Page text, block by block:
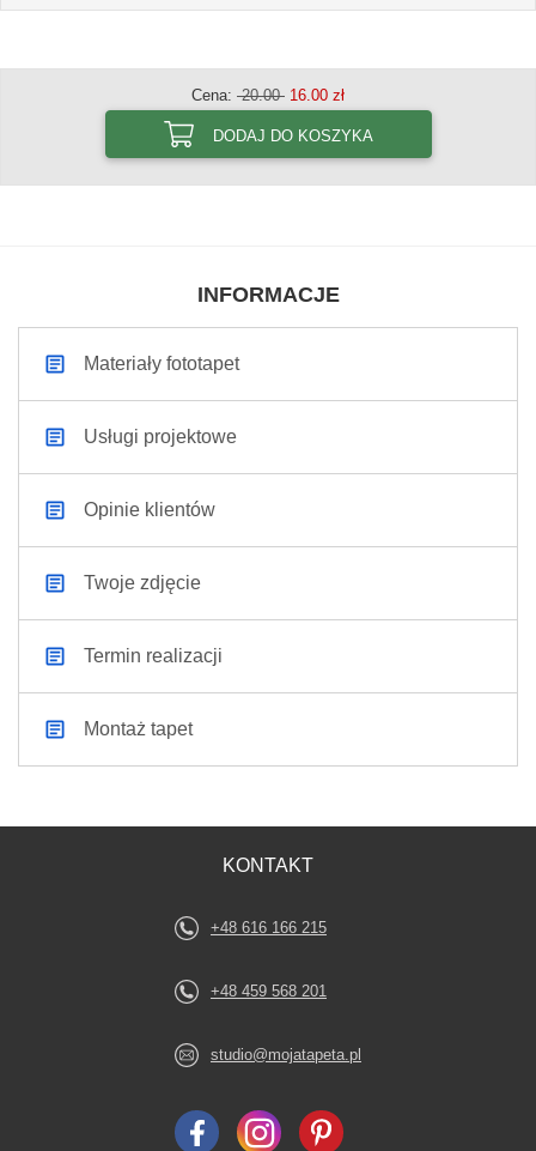
Cena: 20.00 16.00 zł
DODAJ DO KOSZYKA
INFORMACJE
Materiały fototapet
Usługi projektowe
Opinie klientów
Twoje zdjęcie
Termin realizacji
Montaż tapet
KONTAKT
+48 616 166 215
+48 459 568 201
studio@mojatapeta.pl